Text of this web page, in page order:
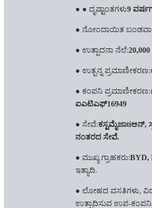
● ● ದೃಷ್ಟಾಂತಗಳು9
● ನೋಂದಾಯಿತ
● ಉತ್ಪಾದನಾ ನೆಲೆ:
● ಉತ್ಪನ್ನ ಪ್ರಮಾಣೀಕರಣ:
● ಕಂಪನಿ ಪ್ರಮಾಣೀಕರಣ:
ಐಎಟಿಎಫ್16949
● ಸೇವೆ:ಕಸ್ಟಮೈಜಾtiಆನ್,
ನಂತರದ ಸೇವೆ.
● ಮುಖ್ಯ ಗ್ರಾಹಕರು:BYD,
ಇತ್ಯಾದಿ.
● ಲೋಹದ ವಸತಿಗಳು,
ಉತ್ಪಾದಿಸುವ ಉಪ-